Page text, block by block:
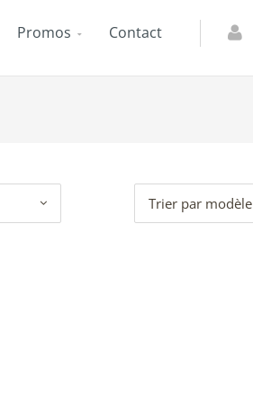
Promos Contact
Trier par modèle